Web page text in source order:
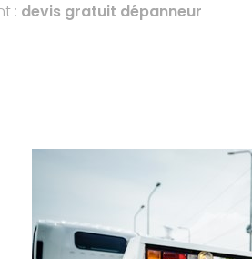
: devis gratuit dépanneur